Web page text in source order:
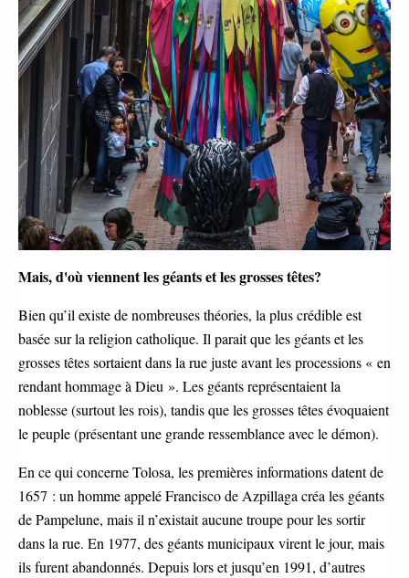
Mais, d'où viennent les géants et les grosses têtes?
Bien qu’il existe de nombreuses théories, la plus crédible est
basée sur la religion catholique. Il parait que les géants et les
grosses têtes sortaient dans la rue juste avant les processions « en
rendant hommage à Dieu ». Les géants représentaient la
noblesse (surtout les rois), tandis que les grosses têtes évoquaient
le peuple (présentant une grande ressemblance avec le démon).
En ce qui concerne Tolosa, les premières informations datent de
1657 : un homme appelé Francisco de Azpillaga créa les géants
de Pampelune, mais il n’existait aucune troupe pour les sortir
dans la rue. En 1977, des géants municipaux virent le jour, mais
ils furent abandonnés. Depuis lors et jusqu’en 1991, d’autres